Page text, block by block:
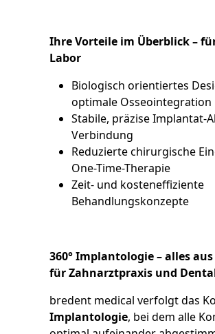
Ihre Vorteile im Überblick –
Labor
Biologisch orientiertes
optimale Osseointegration
Stabile, präzise Implantat-
Verbindung
Reduzierte chirurgische
One-Time-Therapie
Zeit- und kosteneffiziente
Behandlungskonzepte
360° Implantologie – alles
für Zahnarztpraxis und
bredent medical verfolgt das
Implantologie, bei dem alle